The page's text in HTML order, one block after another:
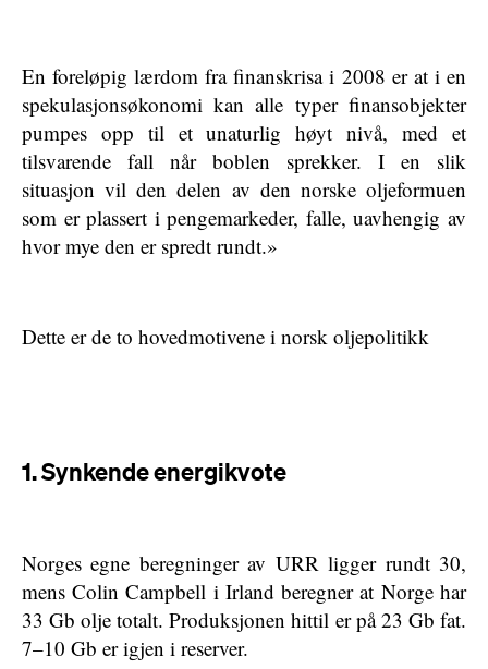
En foreløpig lærdom fra finanskrisa i 2008 er at i en
spekulasjonsøkonomi kan alle typer finansobjekter
pumpes opp til et unaturlig høyt nivå, med et
tilsvarende fall når boblen sprekker. I en slik
situasjon vil den delen av den norske oljeformuen
som er plassert i pengemarkeder, falle, uavhengig av
hvor mye den er spredt rundt.»
Dette er de to hovedmotivene i norsk oljepolitikk
1. Synkende energikvote
Norges egne beregninger av URR ligger rundt 30,
mens Colin Campbell i Irland beregner at Norge har
33 Gb olje totalt. Produksjonen hittil er på 23 Gb fat.
7–10 Gb er igjen i reserver.